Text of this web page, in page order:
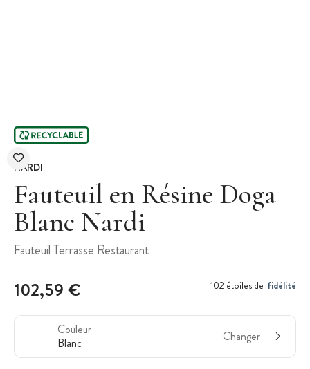
NARDI
Fauteuil en Résine Doga
Blanc Nardi
Fauteuil Terrasse Restaurant
102,59 € + 102 étoiles de fidélité
Couleur
Blanc
Changer